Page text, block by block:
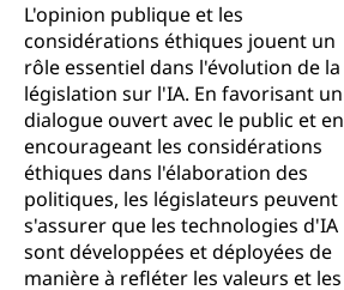
L'opinion publique et les
considérations éthiques jouent un
rôle essentiel dans l'évolution de la
législation sur l'IA. En favorisant un
dialogue ouvert avec le public et en
encourageant les considérations
éthiques dans l'élaboration des
politiques, les législateurs peuvent
s'assurer que les technologies d'IA
sont développées et déployées de
manière à refléter les valeurs et les